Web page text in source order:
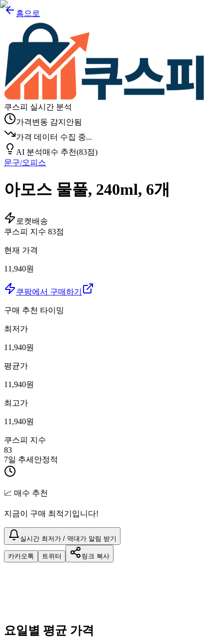
홈으로
쿠스피 실시간 분석
가격변동 감지안됨
가격 데이터 수집 중...
AI 분석매수 추천(83점)
문구/오피스
아모스 물풀, 240ml, 6개
로켓배송
쿠스피 지수 83점
현재 가격
11,940원
쿠팡에서 구매하기
구매 추천 타이밍
최저가
11,940원
평균가
11,940원
최고가
11,940원
쿠스피 지수
83
7일 추세 안정적
📈 매수 추천
지금이 구매 최적기입니다!
실시간 최저가 / 역대가 알림 받기
카카오톡 트위터 링크 복사
요일별 평균 가격